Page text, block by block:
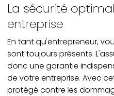
La sécurité
entreprise
En tant qu'entrepreneur,
sont toujours présents.
donc une garantie
de votre entreprise. Avec
protégé contre les